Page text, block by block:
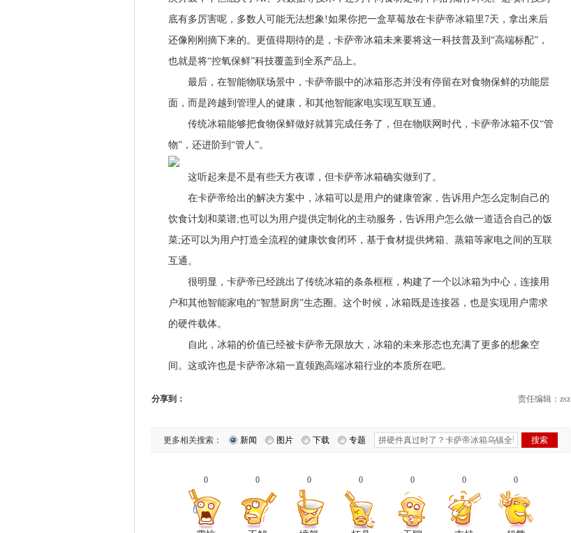
底有多厉害呢，多数人可能无法想象!如果你把一盒草莓放在卡萨帝冰箱里7天，拿出来后
还像刚刚摘下来的。更值得期待的是，卡萨帝冰箱未来要将这一科技普及到“高端标配”，
也就是将“控氧保鲜”科技覆盖到全系产品上。
最后，在智能物联场景中，卡萨帝眼中的冰箱形态并没有停留在对食物保鲜的功能层
面，而是跨越到管理人的健康，和其他智能家电实现互联互通。
传统冰箱能够把食物保鲜做好就算完成任务了，但在物联网时代，卡萨帝冰箱不仅“管
物”，还进阶到“管人”。
这听起来是不是有些天方夜谭，但卡萨帝冰箱确实做到了。
在卡萨帝给出的解决方案中，冰箱可以是用户的健康管家，告诉用户怎么定制自己的
饮食计划和菜谱;也可以为用户提供定制化的主动服务，告诉用户怎么做一道适合自己的饭
菜;还可以为用户打造全流程的健康饮食闭环，基于食材提供烤箱、蒸箱等家电之间的互联
互通。
很明显，卡萨帝已经跳出了传统冰箱的条条框框，构建了一个以冰箱为中心，连接用
户和其他智能家电的“智慧厨房”生态圈。这个时候，冰箱既是连接器，也是实现用户需求
的硬件载体。
自此，冰箱的价值已经被卡萨帝无限放大，冰箱的未来形态也充满了更多的想象空
间。这或许也是卡萨帝冰箱一直领跑高端冰箱行业的本质所在吧。
分享到： 责任编辑：zsz
更多相关搜索： 新闻 图片 下载 专题
0 0 0 0 0 0 0